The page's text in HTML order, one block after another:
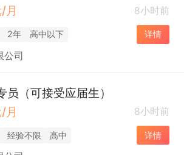
月
8小时前
2年 高中以下 详情
公司
（可接受应届生）
月
8小时前
经验不限 高中 详情